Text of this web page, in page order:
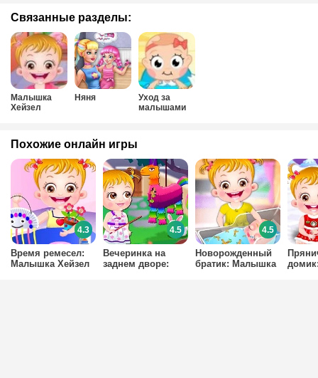
Связанные разделы:
Малышка
Хейзел
Няня
Уход за
малышами
Похожие онлайн игры
Время ремесел:
Малышка Хейзел
4.3
Вечеринка на
заднем дворе:
4.5
Новорожденный
братик: Малышка
4.5